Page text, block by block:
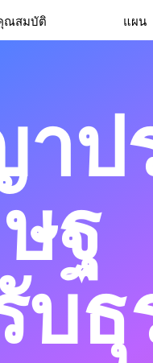
ณสมบัติ แผน
ป
ษฐ
บธุ